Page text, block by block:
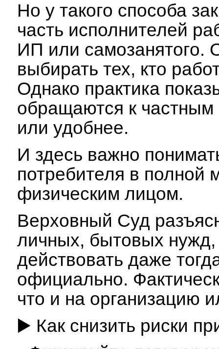
Но у такого способа
часть исполнителей
ИП или самозанятого.
выбирать тех, кто
Однако практика
обращаются к
или удобнее.
И здесь важно
потребителя в полной
физическим лицом.
Верховный Суд
личных, бытовых нужд,
действовать даже
официально.
что и на организацию
▶️ Как снизить риски